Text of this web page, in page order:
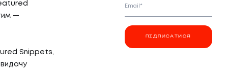
—
Snippets,
Email*
ПІДПИСАТИСЯ